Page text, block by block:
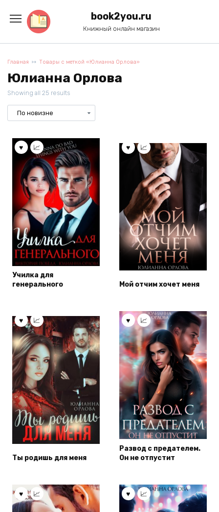
содержанию
book2you.ru
Книжный онлайн магазин
Главная Товары с меткой «Юлианна Орлова»
Юлианна Орлова
Showing all 25 results
Училка для
генерального
Мой отчим хочет меня
Ты родишь для меня
Развод с предателем.
Он не отпустит